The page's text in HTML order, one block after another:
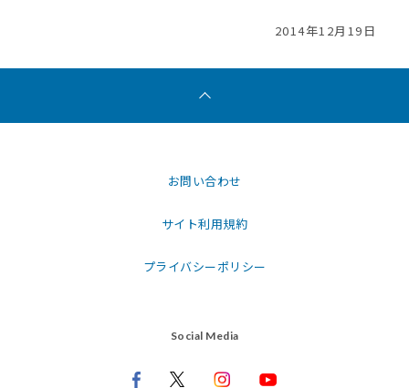
2014年12月19日
お問い合わせ
サイト利用規約
プライバシーポリシー
Social Media